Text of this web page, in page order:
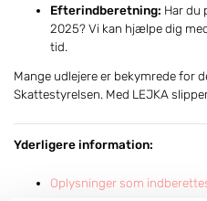
Efterindberetning: Har du
2025? Vi kan hjælpe dig
tid.
Mange udlejere er bekymrede for
Skattestyrelsen. Med LEJKA
Yderligere information:
Oplysninger som